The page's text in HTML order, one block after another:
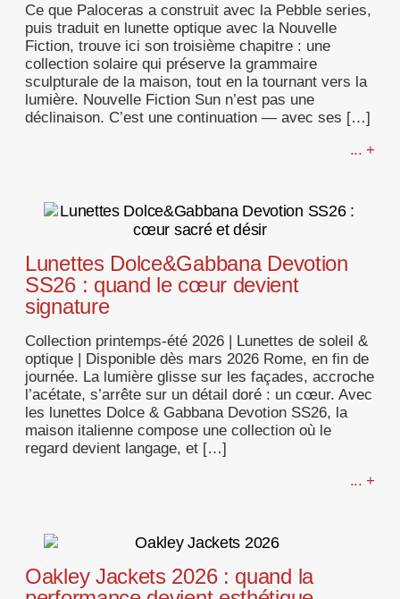
Ce que Paloceras a construit avec la Pebble series,
puis traduit en lunette optique avec la Nouvelle
Fiction, trouve ici son troisième chapitre : une
collection solaire qui préserve la grammaire
sculpturale de la maison, tout en la tournant vers la
lumière. Nouvelle Fiction Sun n’est pas une
déclinaison. C’est une continuation — avec ses […]
... +
Lunettes Dolce&Gabbana Devotion
SS26 : quand le cœur devient
signature
Collection printemps-été 2026 | Lunettes de soleil &
optique | Disponible dès mars 2026 Rome, en fin de
journée. La lumière glisse sur les façades, accroche
l’acétate, s’arrête sur un détail doré : un cœur. Avec
les lunettes Dolce & Gabbana Devotion SS26, la
maison italienne compose une collection où le
regard devient langage, et […]
... +
Oakley Jackets 2026 : quand la